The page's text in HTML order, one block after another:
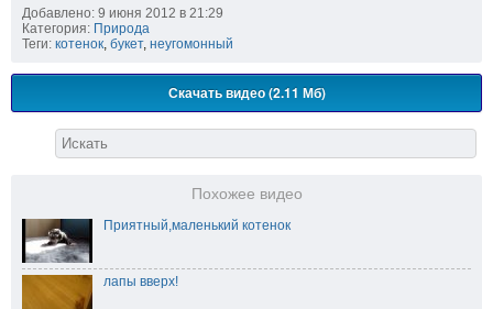
Добавлено: 9 июня 2012 в 21:29
Категория: Природа
Теги: котенок, букет, неугомонный
Скачать видео (2.11 Мб)
Похожее видео
Приятный,маленький котенок
лапы вверх!